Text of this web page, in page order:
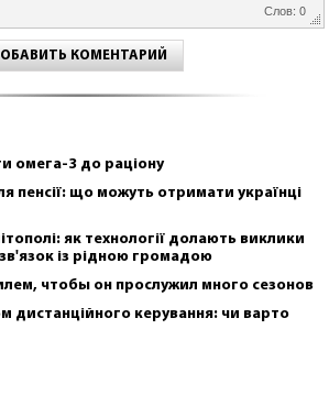
Слов: 0
КОМЕНТАРИЙ
омега-3 до раціону
пенсії: що можуть отримати українці
як технології долають виклики
із рідною громадою
чтобы он прослужил много сезонов
дистанційного керування: чи варто